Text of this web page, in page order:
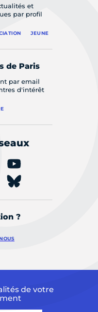
et
par profil
JEUNE
de Paris
par email
d'intérêt
?
de votre